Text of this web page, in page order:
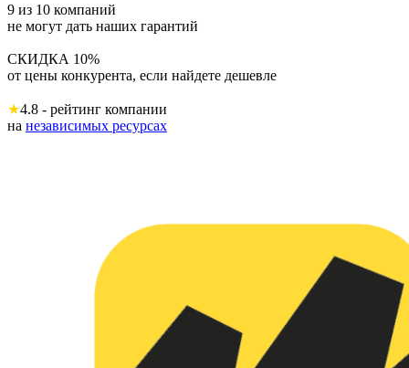
9 из 10 компаний
не могут дать наших гарантий
СКИДКА 10%
от цены конкурента, если найдете дешевле
★4.8 - рейтинг компании
на независимых ресурсах